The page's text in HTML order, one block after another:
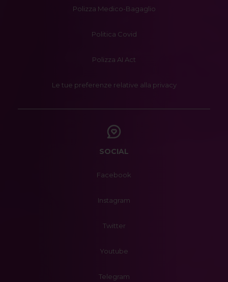
Polizza Medico-Bagaglio
Politica Covid
Polizza AI Act
Le tue preferenze relative alla privacy
SOCIAL
Facebook
Instagram
Twitter
Youtube
Telegram